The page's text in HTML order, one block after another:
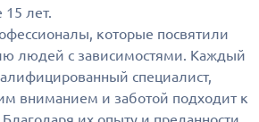
лет.
которые посвятили
людей с зависимостями. Каждый
специалист,
вниманием и заботой подходит к